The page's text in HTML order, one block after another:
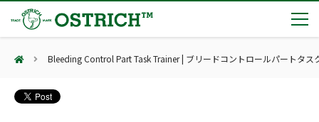
製品カテゴリー
輸血保冷庫
Bleeding Control Part Task Trainer | ブリードコントロールパートタス